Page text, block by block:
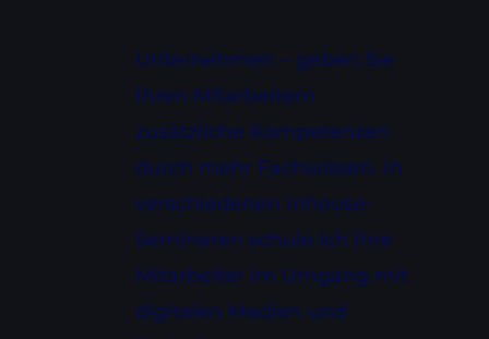
Unternehmen – geben Sie
Ihren Mitarbeitern
zusätzliche Kompetenzen
durch mehr Fachwissen. In
verschiedenen Inhouse-
Seminaren schule ich Ihre
Mitarbeiter im Umgang mit
digitalen Medien und